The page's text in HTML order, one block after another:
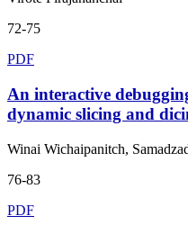
72-75
PDF
An interactive
dynamic slicing and
Winai Wichaipanitch,
76-83
PDF